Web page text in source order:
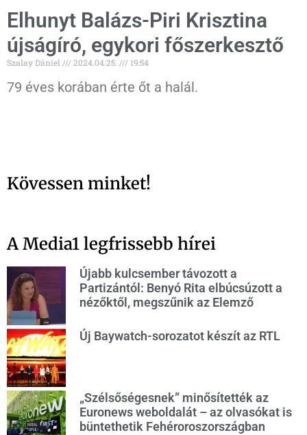
Elhunyt Balázs-Piri Krisztina
újságíró, egykori főszerkesztő
Szalay Dániel 2024.04.25. 19:54
79 éves korában érte őt a halál.
Kövessen minket!
A Media1 legfrissebb hírei
Újabb kulcsember távozott a
Partizántól: Benyó Rita elbúcsúzott a
nézőktől, megszűnik az Elemző
Új Baywatch-sorozatot készít az RTL
„Szélsőségesnek” minősítették az
Euronews weboldalát – az olvasókat is
büntethetik Fehéroroszországban